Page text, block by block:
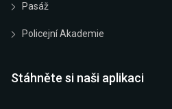
Pasáž
Policejní Akademie
Stáhněte si naši aplikaci